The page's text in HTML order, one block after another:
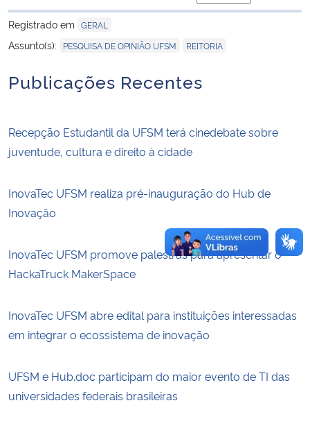
Planalto
para área de
Registrado em GERAL
Assunto(s): PESQUISA DE OPINIÃO UFSM REITORIA
Publicações Recentes
Recepção Estudantil da UFSM terá cinedebate sobre
juventude, cultura e direito à cidade
InovaTec UFSM realiza pré-inauguração do Hub de
Inovação
InovaTec UFSM promove palestras para apresentar o
HackaTruck MakerSpace
InovaTec UFSM abre edital para instituições interessadas
em integrar o ecossistema de inovação
UFSM e Hub.doc participam do maior evento de TI das
universidades federais brasileiras